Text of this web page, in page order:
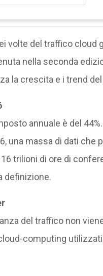
volte del traffico cloud
nella seconda
la crescita e i trend
annuale è del
una massa di dati che
trilioni di ore di
definizione.
del traffico non
computing